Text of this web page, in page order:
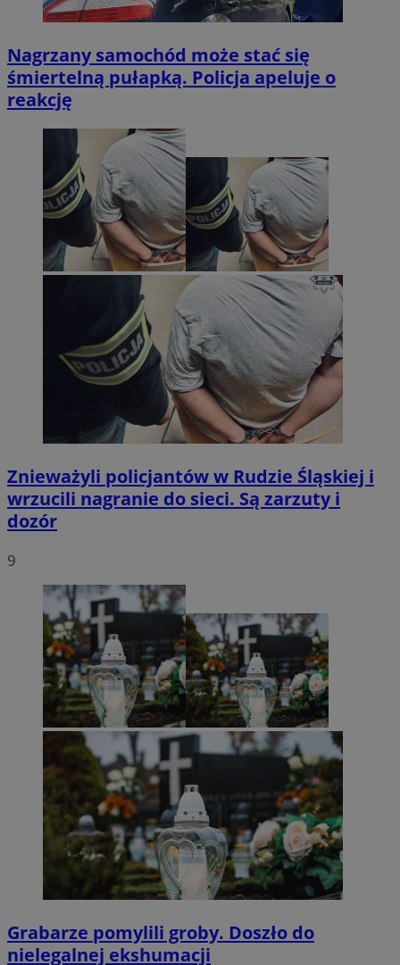
Nagrzany samochód może stać się
śmiertelną pułapką. Policja apeluje o
reakcję
Znieważyli policjantów w Rudzie Śląskiej i
wrzucili nagranie do sieci. Są zarzuty i
dozór
9
Grabarze pomylili groby. Doszło do
nielegalnej ekshumacji